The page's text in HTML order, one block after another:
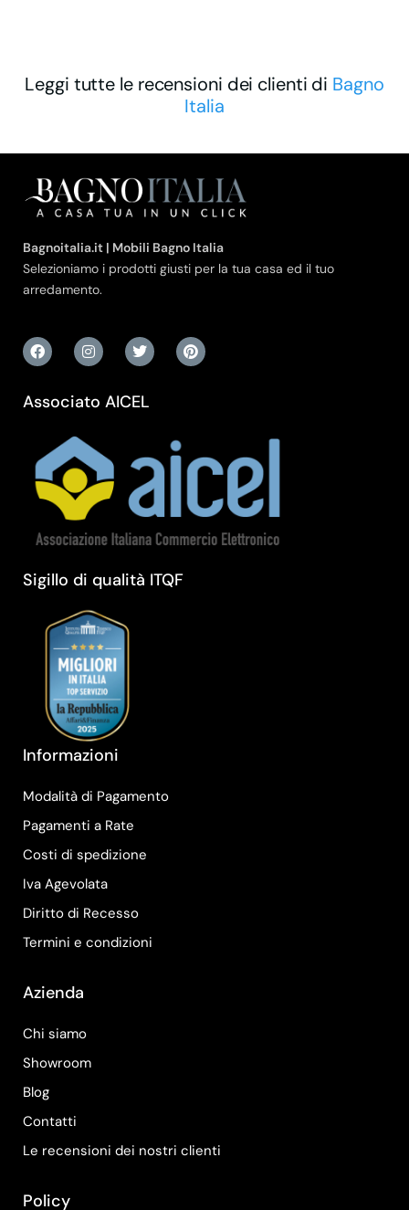
Leggi tutte le recensioni dei clienti di Bagno
Italia
Bagnoitalia.it | Mobili Bagno Italia
Selezioniamo i prodotti giusti per la tua casa ed il tuo
arredamento.
Associato AICEL
Sigillo di qualità ITQF
Informazioni
Modalità di Pagamento
Pagamenti a Rate
Costi di spedizione
Iva Agevolata
Diritto di Recesso
Termini e condizioni
Azienda
Chi siamo
Showroom
Blog
Contatti
Le recensioni dei nostri clienti
Policy